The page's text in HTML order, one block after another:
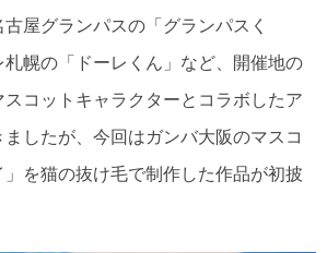
古屋グランパスの「グランパスく
札幌の「ドーレくん」など、開催地の
コットキャラクターとコラボしたア
したが、今回はガンバ大阪のマスコ
を猫の抜け毛で制作した作品が初披